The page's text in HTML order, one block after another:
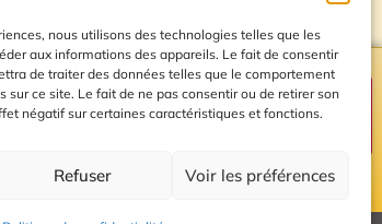
nous utilisons des technologies telles que les
aux informations des appareils. Le fait de consentir
de traiter des données telles que le comportement
sur ce site. Le fait de ne pas consentir ou de retirer son
négatif sur certaines caractéristiques et fonctions.
Refuser Voir les préférences